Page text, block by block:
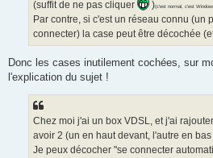
(suffit de ne pas cliquer
)(c'est normal, c'est
Par contre, si c'est un réseau connu (un
connecter) la case peut être décochée
Donc les cases inutilement cochées, sur
l'explication du sujet !
Chez moi j'ai un box VDSL, et j'ai
avoir 2 (un en haut devant, l'autre en
Je peux décocher "se connecter